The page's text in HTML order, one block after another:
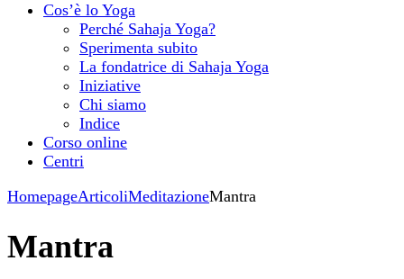
Cos’è lo Yoga
Perché Sahaja Yoga?
Sperimenta subito
La fondatrice di Sahaja Yoga
Iniziative
Chi siamo
Indice
Corso online
Centri
HomepageArticoliMeditazioneMantra
Mantra